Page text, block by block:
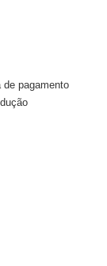
pagamento